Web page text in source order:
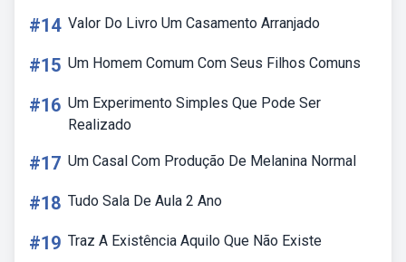
#14 Valor Do Livro Um Casamento Arranjado
#15 Um Homem Comum Com Seus Filhos Comuns
#16 Um Experimento Simples Que Pode Ser
Realizado
#17 Um Casal Com Produção De Melanina Normal
#18 Tudo Sala De Aula 2 Ano
#19 Traz A Existência Aquilo Que Não Existe